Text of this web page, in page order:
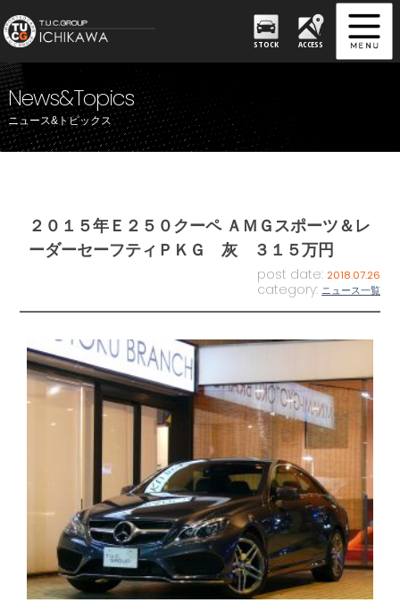
STOCK ACCESS
News&Topics
ニュース&トピックス
２０１５年Ｅ２５０クーペ ＡＭＧスポーツ＆レ
ーダーセーフティＰＫＧ 灰 ３１５万円
post date: 2018.07.26
category: ニュース一覧